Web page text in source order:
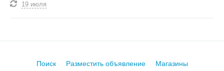
19 июля
Поиск Разместить объявление Магазины